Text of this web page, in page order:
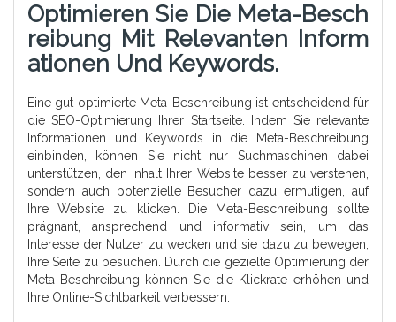
Optimieren Sie Die Meta-Besch
Reibung Mit Relevanten Inform
Ationen Und Keywords.
Eine gut optimierte Meta-Beschreibung ist entscheidend für
die SEO-Optimierung Ihrer Startseite. Indem Sie relevante
Informationen und Keywords in die Meta-Beschreibung
einbinden, können Sie nicht nur Suchmaschinen dabei
unterstützen, den Inhalt Ihrer Website besser zu verstehen,
sondern auch potenzielle Besucher dazu ermutigen, auf
Ihre Website zu klicken. Die Meta-Beschreibung sollte
prägnant, ansprechend und informativ sein, um das
Interesse der Nutzer zu wecken und sie dazu zu bewegen,
Ihre Seite zu besuchen. Durch die gezielte Optimierung der
Meta-Beschreibung können Sie die Klickrate erhöhen und
Ihre Online-Sichtbarkeit verbessern.